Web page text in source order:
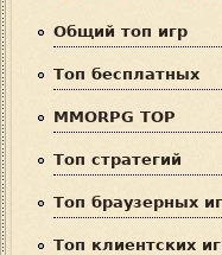
Общий топ игр
Топ бесплатных
MMORPG TOP
Топ стратегий
Топ браузерных
Топ клиентских